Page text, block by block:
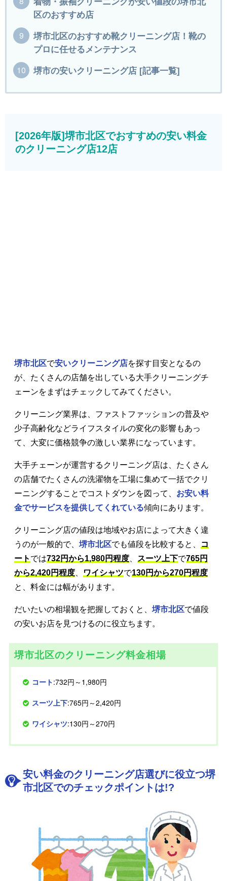
区のおすすめ店
堺市北区のおすすめ靴クリーニング店！靴の
プロに任せるメンテナンス
堺市の安いクリーニング店 [記事一覧]
[2026年版]堺市北区でおすすめの安い料金
のクリーニング店12店
堺市北区で安いクリーニング店を探す目安となるの
が、たくさんの店舗を出している大手クリーニングチ
ェーンをまずはチェックしてみてください。
クリーニング業界は、ファストファッションの普及や
少子高齢化などライフスタイルの変化の影響もあっ
て、大変に価格競争の激しい業界になっています。
大手チェーンが運営するクリーニング店は、たくさん
の店舗でたくさんの洗濯物を工場に集めて一括でクリ
ーニングすることでコストダウンを図って、 お安い料
金でサービスを提供してくれている傾向にあります。
クリーニング店の値段は地域やお店によって大きく違
うのが一般的で、 堺市北区でも値段を比較すると、
コ
ート では732円から1,980円程度 スーツ上下で765円
から2,420円程度
ワイシャツで130円から270円程度
と、料金には幅があります。
だいたいの相場観を把握しておくと、 堺市北区で値段
の安いお店を見つけるのに役立ちます。
堺市北区のクリーニング料金相場
コート:732円～1,980円
スーツ上下:765円～2,420円
ワイシャツ:130円～270円
安い料金のクリーニング店選びに役立つ堺
市北区でのチェックポイントは!?